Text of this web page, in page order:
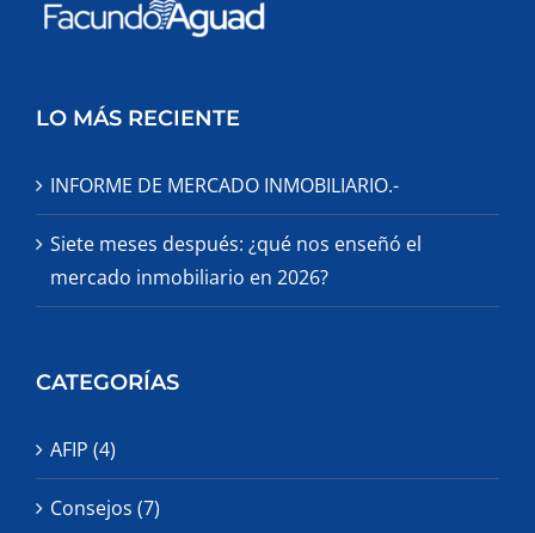
LO MÁS RECIENTE
INFORME DE MERCADO INMOBILIARIO.-
Siete meses después: ¿qué nos enseñó el
mercado inmobiliario en 2026?
CATEGORÍAS
AFIP (4)
Consejos (7)